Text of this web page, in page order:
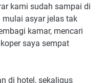
kami sudah sampai di
asyar jelas tak
kamar, mencari
saya sempat
di hotel, sekaligus